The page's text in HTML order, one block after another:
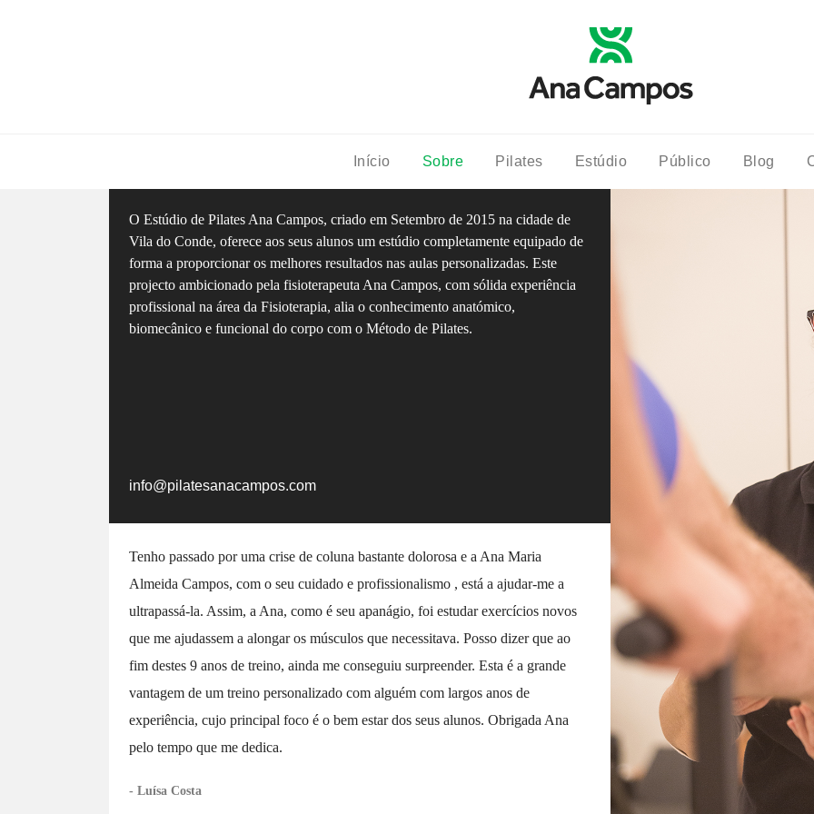
Início Sobre Pilates Estúdio Público Blog
O Estúdio de Pilates Ana Campos, criado em Setembro de 2015 na cidade de
Vila do Conde, oferece aos seus alunos um estúdio completamente equipado de
forma a proporcionar os melhores resultados nas aulas personalizadas. Este
projecto ambicionado pela fisioterapeuta Ana Campos, com sólida experiência
profissional na área da Fisioterapia, alia o conhecimento anatómico,
biomecânico e funcional do corpo com o Método de Pilates.
info@pilatesanacampos.com
Tenho passado por uma crise de coluna bastante dolorosa e a Ana Maria
Almeida Campos, com o seu cuidado e profissionalismo , está a ajudar-me a
ultrapassá-la. Assim, a Ana, como é seu apanágio, foi estudar exercícios novos
que me ajudassem a alongar os músculos que necessitava. Posso dizer que ao
fim destes 9 anos de treino, ainda me conseguiu surpreender. Esta é a grande
vantagem de um treino personalizado com alguém com largos anos de
experiência, cujo principal foco é o bem estar dos seus alunos. Obrigada Ana
pelo tempo que me dedica.
- Luísa Costa
Quando recebi a informação
``corpixo`` aos saltitos,
sentir os dedinhos mágicos.
cuidado e método. Estava
ao entrar, qual o caminho a
ao sair. Toda a segurança
Muito obrigada Ana Campos
onda de como se desenrola